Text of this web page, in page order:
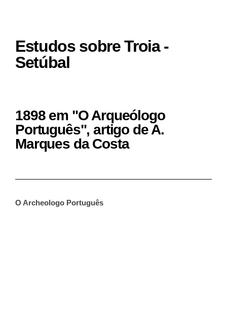
Estudos sobre Troia -
Setúbal
1898 em "O Arqueólogo
Português", artigo de A.
Marques da Costa
O Archeologo Português